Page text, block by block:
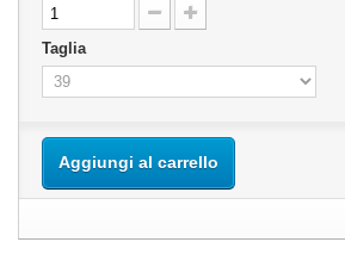
Taglia
Aggiungi al carrello